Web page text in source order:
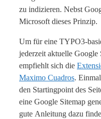
zu indizieren. Nebst
Microsoft dieses Prinzip.
Um für eine TYPO3-
jederzeit aktuelle Google
empfiehlt sich die
Maximo Cuadros.
den Startingpoint des
eine Google Sitemap
gute Anleitung dazu